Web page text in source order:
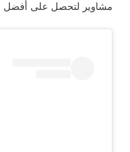
مشاوير لتحصل على أفضل